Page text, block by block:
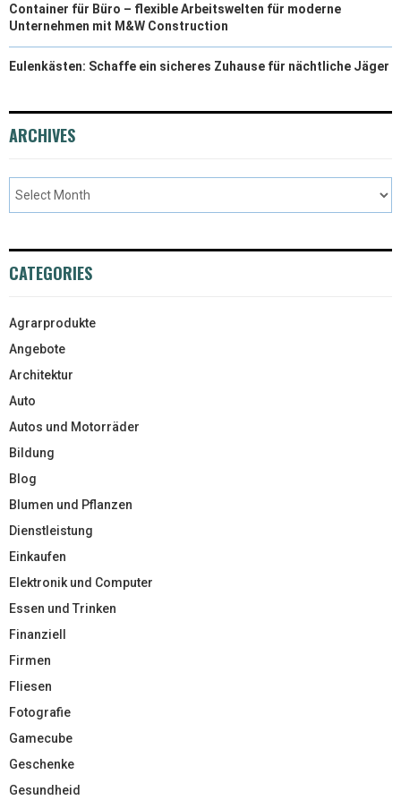
Container für Büro – flexible Arbeitswelten für moderne
Unternehmen mit M&W Construction
Eulenkästen: Schaffe ein sicheres Zuhause für nächtliche Jäger
ARCHIVES
CATEGORIES
Agrarprodukte
Angebote
Architektur
Auto
Autos und Motorräder
Bildung
Blog
Blumen und Pflanzen
Dienstleistung
Einkaufen
Elektronik und Computer
Essen und Trinken
Finanziell
Firmen
Fliesen
Fotografie
Gamecube
Geschenke
Gesundheid